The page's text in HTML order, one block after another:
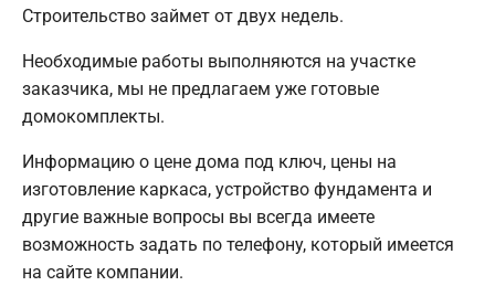
Строительство займет от двух недель.
Необходимые работы выполняются на участке
заказчика, мы не предлагаем уже готовые
домокомплекты.
Информацию о цене дома под ключ, цены на
изготовление каркаса, устройство фундамента и
другие важные вопросы вы всегда имеете
возможность задать по телефону, который имеется
на сайте компании.